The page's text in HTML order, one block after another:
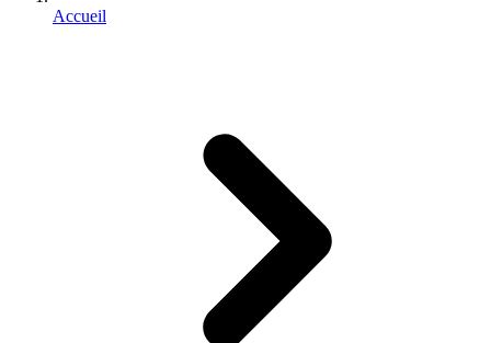
Accueil